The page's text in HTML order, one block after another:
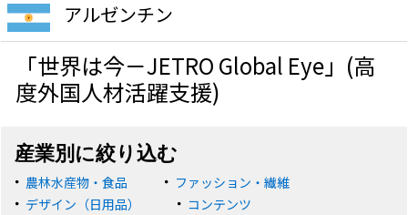
アルゼンチン
「世界は今－JETRO Global Eye」(高
度外国人材活躍支援)
産業別に絞り込む
農林水産物・食品
ファッション・繊維
デザイン（日用品）
コンテンツ